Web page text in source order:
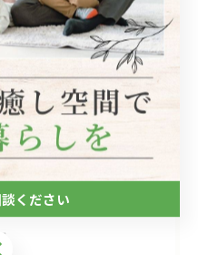
ノベーション
Categories
ー
ください
ください